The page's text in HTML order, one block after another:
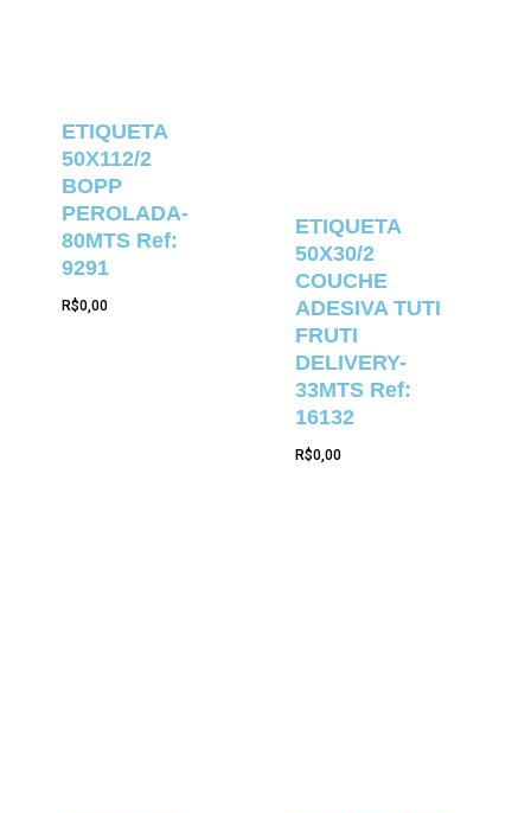
ETIQUETA
50X112/2
BOPP
PEROLADA-
80MTS Ref:
9291
R$0,00
ETIQUETA
50X30/2
COUCHE
ADESIVA TUTI
FRUTI
DELIVERY-
33MTS Ref:
16132
R$0,00